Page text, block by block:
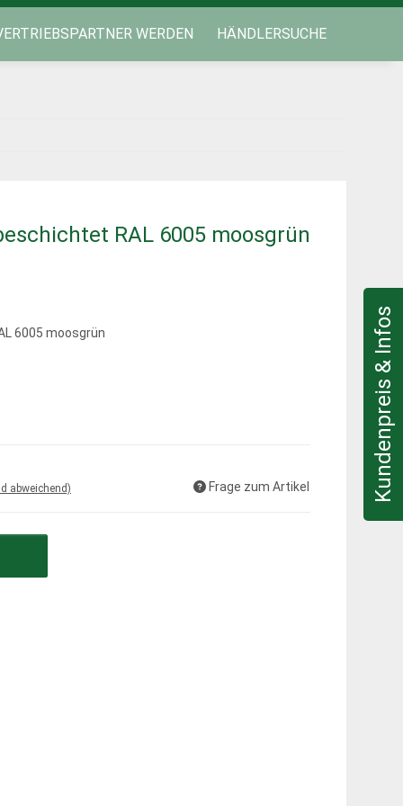
WERDEN HÄNDLERSUCHE
Kundenpreis & Infos
RAL 6005 moosgrün
6005 moosgrün
abweichend) Frage zum Artikel